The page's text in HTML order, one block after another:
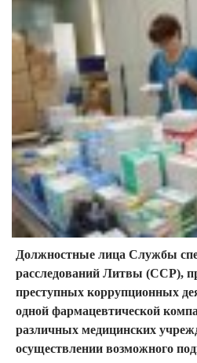
Должностные лица Службы
расследований Литвы (ССР),
преступных коррупционных
одной фармацевтической
различных медицинских
осуществлении возможного